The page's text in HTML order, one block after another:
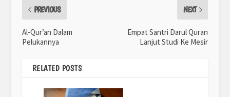
PREVIOUS
Al-Qur’an Dalam
Pelukannya
NEXT
Empat Santri Darul Quran
Lanjut Studi Ke Mesir
RELATED POSTS